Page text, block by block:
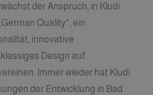
der Anspruch, in Kludi
Quality“, ein
innovative
Design auf
Immer wieder hat Kludi
der Entwicklung in Bad